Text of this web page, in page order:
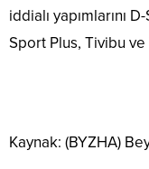
iddialı yapımlarını
Sport Plus, Tivibu
Kaynak: (BYZHA)